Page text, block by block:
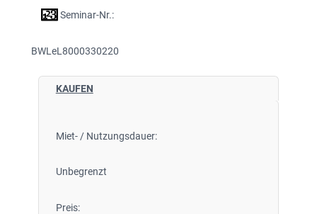
Seminar-Nr.:
BWLeL8000330220
KAUFEN
Miet- / Nutzungsdauer:
Unbegrenzt
Preis: